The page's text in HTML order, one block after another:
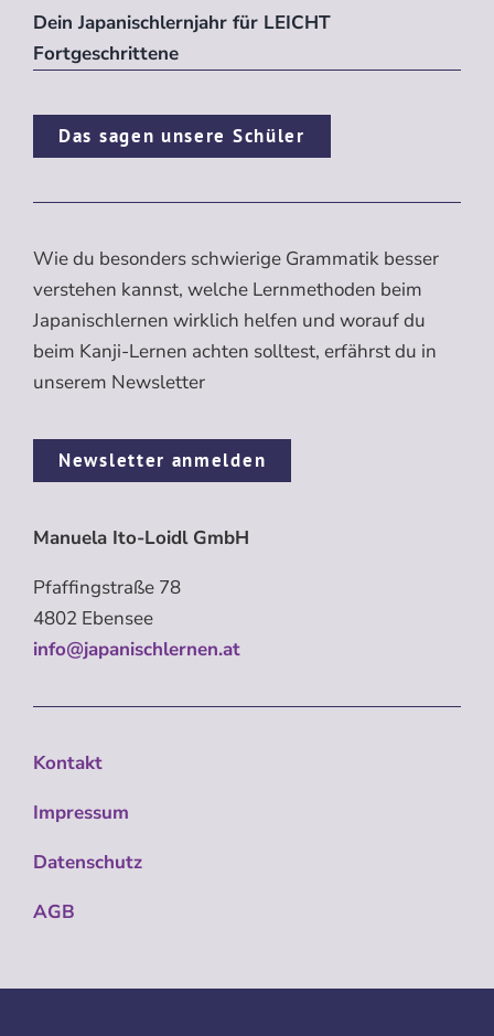
Dein Japanischlernjahr für LEICHT
Fortgeschrittene
Das sagen unsere Schüler
Wie du besonders schwierige Grammatik besser
verstehen kannst, welche Lernmethoden beim
Japanischlernen wirklich helfen und worauf du
beim Kanji-Lernen achten solltest, erfährst du in
unserem Newsletter
Newsletter anmelden
Manuela Ito-Loidl GmbH
Pfaffingstraße 78
4802 Ebensee
info@japanischlernen.at
Kontakt
Impressum
Datenschutz
AGB